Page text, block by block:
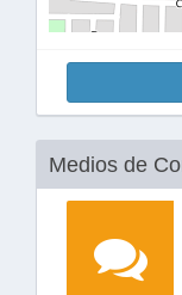
Medios de